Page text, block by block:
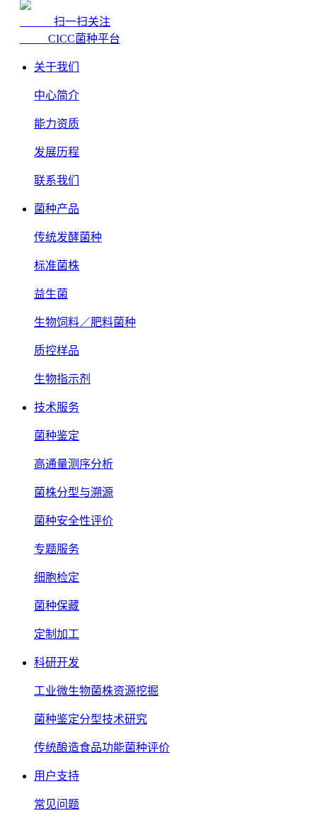
扫一扫关注
CICC菌种平台
关于我们
中心简介
能力资质
发展历程
联系我们
菌种产品
传统发酵菌种
标准菌株
益生菌
生物饲料／肥料菌种
质控样品
生物指示剂
技术服务
菌种鉴定
高通量测序分析
菌株分型与溯源
菌种安全性评价
专题服务
细胞检定
菌种保藏
定制加工
科研开发
工业微生物菌株资源挖掘
菌种鉴定分型技术研究
传统酿造食品功能菌种评价
用户支持
常见问题